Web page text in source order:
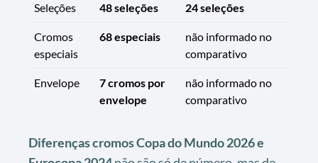
Seleções 48 seleções 24 seleções
Cromos
especiais
68 especiais
não informado no
comparativo
Envelope
7 cromos por
envelope
não informado no
comparativo
Diferenças cromos Copa do Mundo 2026 e